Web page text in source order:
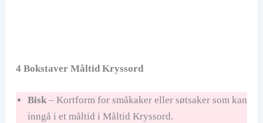
4 Bokstaver Måltid Kryssord
Bisk– Kortform for småkaker eller søtsaker som kan
inngå i et måltid i Måltid Kryssord.